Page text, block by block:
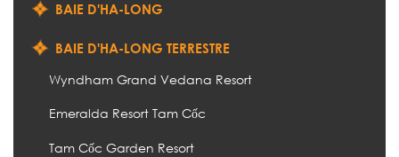
BAIE D'HA-LONG
BAIE D'HA-LONG TERRESTRE
Wyndham Grand Vedana Resort
Emeralda Resort Tam Cốc
Tam Cốc Garden Resort